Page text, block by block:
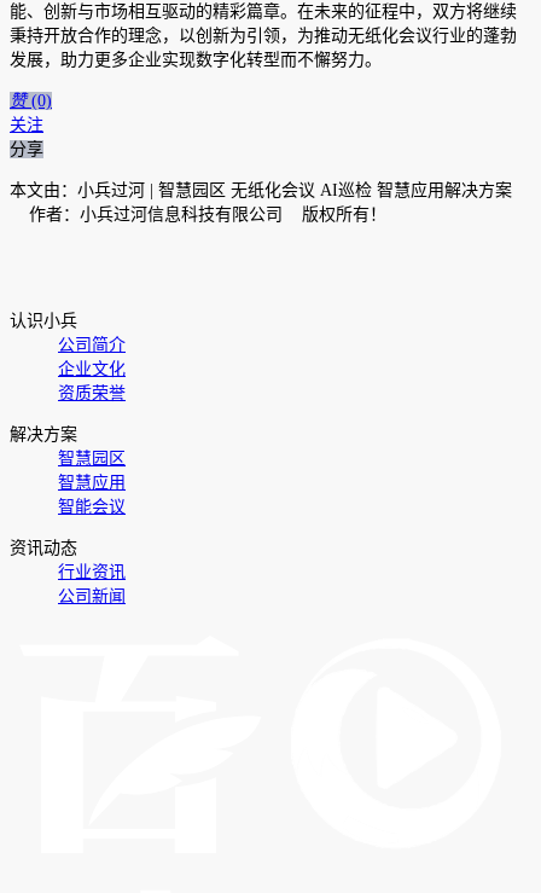
能、创新与市场相互驱动的精彩篇章。在未来的征程中，双方将继续
秉持开放合作的理念，以创新为引领，为推动无纸化会议行业的蓬勃
发展，助力更多企业实现数字化转型而不懈努力。
赞 (0)
关注
分享
本文由：小兵过河 | 智慧园区 无纸化会议 AI巡检 智慧应用解决方案
作者：小兵过河信息科技有限公司 版权所有！
认识小兵
公司简介
企业文化
资质荣誉
解决方案
智慧园区
智慧应用
智能会议
资讯动态
行业资讯
公司新闻